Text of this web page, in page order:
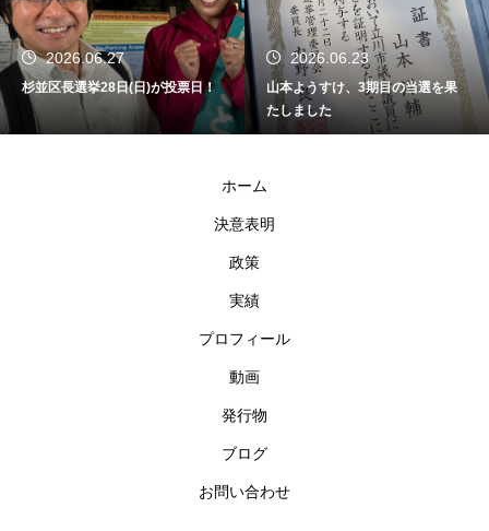
2026.06.27
杉並区長選挙28日(日)が投票日！
2026.06.23
山本ようすけ、3期目の当選を果
たしました
ホーム
決意表明
政策
実績
プロフィール
動画
発行物
ブログ
お問い合わせ